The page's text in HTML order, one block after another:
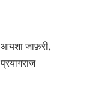
आयशा जाफ़री,
प्रयागराज